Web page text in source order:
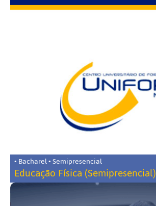
• Bacharel • Semipresencial
Educação Física (Semipresencial)